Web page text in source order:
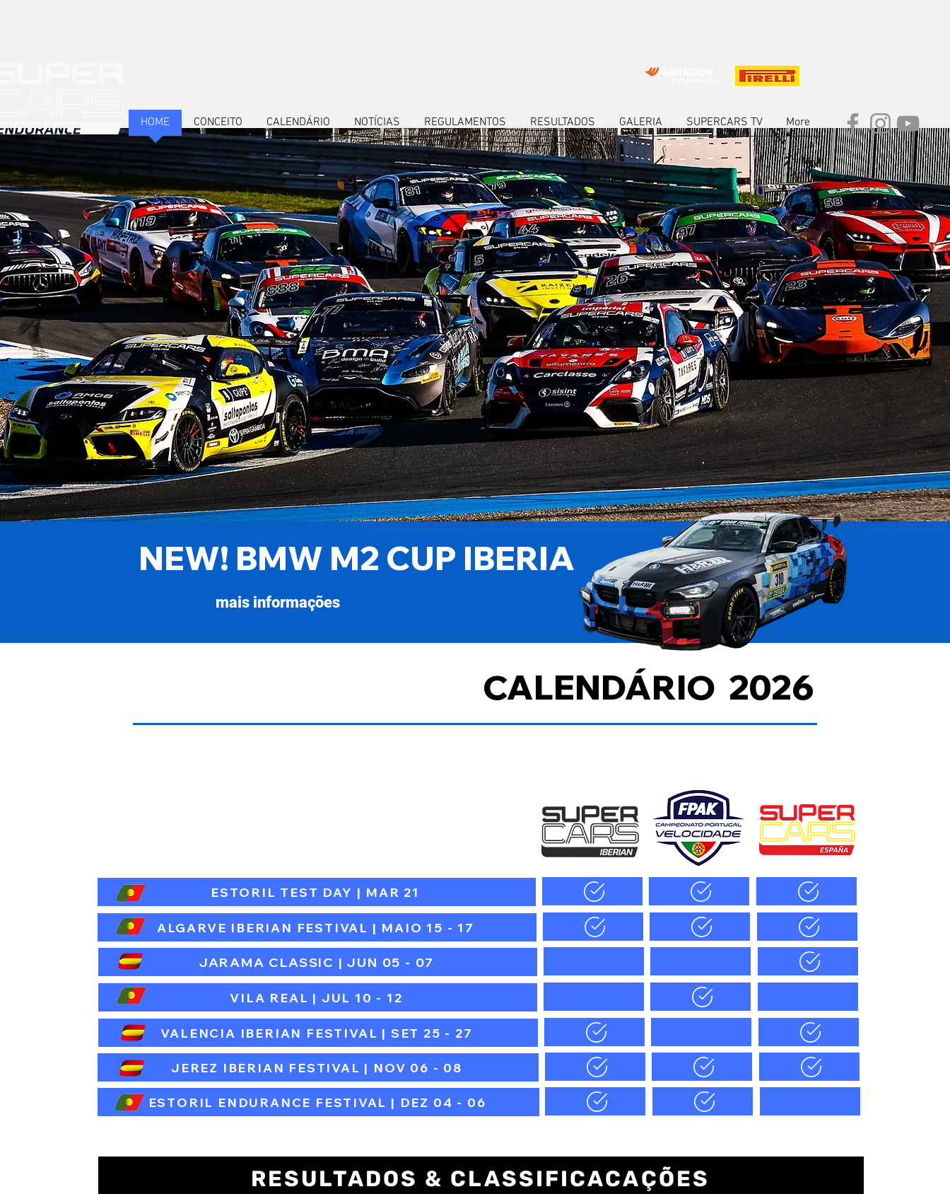
HOME CONCEITO CALENDÁRIO NOTÍCIAS REGULAMENTOS RESULTADOS GALERIA SUPERCARS TV More
CALENDÁRIO 2026
ESTORIL TEST DAY | MAR 21
ALGARVE IBERIAN FESTIVAL | MAIO 15 - 17
JARAMA CLASSIC | JUN 05 - 07
VILA REAL | JUL 10 - 12
VALENCIA IBERIAN FESTIVAL | SET 25 - 27
JEREZ IBERIAN FESTIVAL | NOV 06 - 08
ESTORIL ENDURANCE FESTIVAL | DEZ 04 - 06
RESULTADOS & CLASSIFICACAÇÕES
NEW! BMW M2 CUP IBERIA
mais informações